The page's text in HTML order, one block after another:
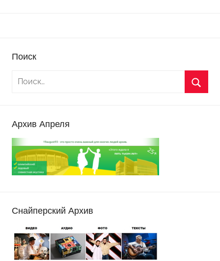
Поиск
Архив Апреля
Снайперский Архив